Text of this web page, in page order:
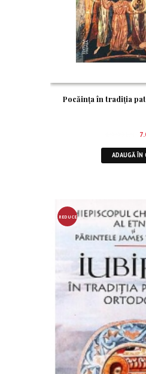
Pocăinţa în tradiţia
ADAUGĂ ÎN
REDUCE